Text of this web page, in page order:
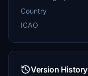
Country
ICAO
Version History